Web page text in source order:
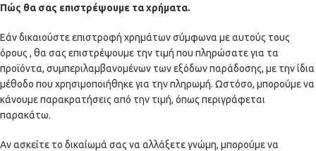
Πώς θα σας επιστρέψουμε τα χρήματα.
Εάν δικαιούστε επιστροφή χρημάτων σύμφωνα με αυτούς τους
όρους , θα σας επιστρέψουμε την τιμή που πληρώσατε για τα
προϊόντα, συμπεριλαμβανομένων των εξόδων παράδοσης, με την ίδια
μέθοδο που χρησιμοποιήθηκε για την πληρωμή. Ωστόσο, μπορούμε να
κάνουμε παρακρατήσεις από την τιμή, όπως περιγράφεται
παρακάτω.
Αν ασκείτε το δικαίωμά σας να αλλάξετε γνώμη, μπορούμε να